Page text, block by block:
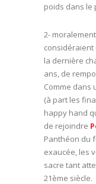
poids dans le
2-
considéraient
la dernière
ans, de
Comme dans
(à part les
happy hand
de rejoindre
Panthéon du
exaucée, les
sacre tant
21ème siècle.